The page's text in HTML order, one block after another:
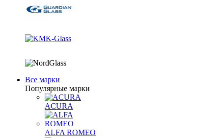
Все марки
Популярные марки
ACURA
ALFA ROMEO